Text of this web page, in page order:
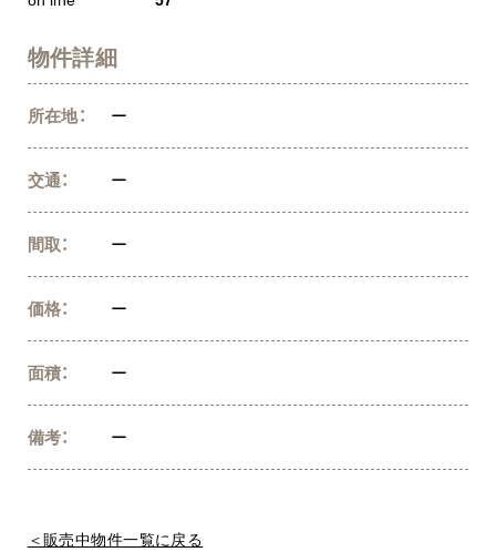
物件詳細
所在地： ー
交通： ー
間取： ー
価格： ー
面積： ー
備考： ー
＜販売中物件一覧に戻る